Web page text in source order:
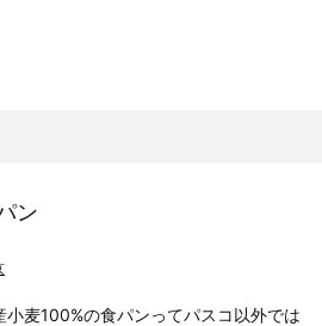
ン
小麦100%の食パンってパスコ以外では